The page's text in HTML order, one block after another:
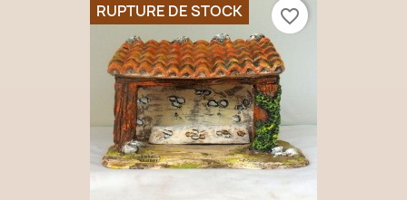
RUPTURE DE STOCK favorite_border